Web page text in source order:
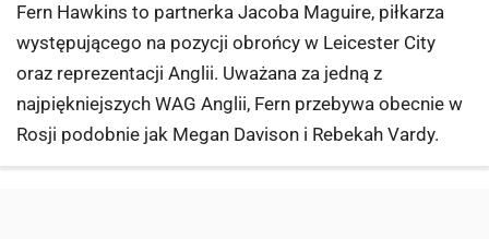
Fern Hawkins to partnerka Jacoba Maguire, piłkarza
występującego na pozycji obrońcy w Leicester City
oraz reprezentacji Anglii. Uważana za jedną z
najpiękniejszych WAG Anglii, Fern przebywa obecnie w
Rosji podobnie jak Megan Davison i Rebekah Vardy.